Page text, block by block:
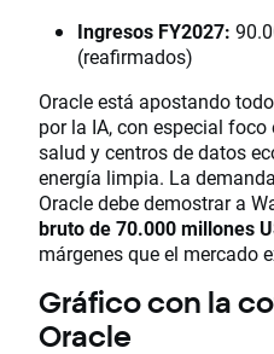
Ingresos FY2027:
(reafirmados)
Oracle está apostando
por la IA, con especial
salud y centros de datos
energía limpia. La
Oracle debe demostrar a
bruto de 70.000 millones
márgenes que el mercado
Gráfico con la
Oracle